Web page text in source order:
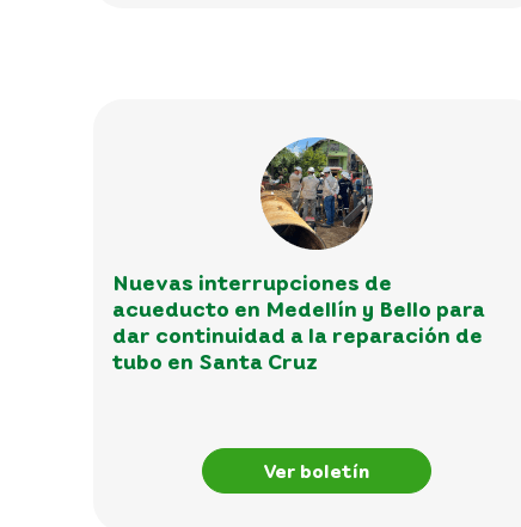
Nuevas interrupciones de
acueducto en Medellín y Bello para
dar continuidad a la reparación de
tubo en Santa Cruz
Ver boletín